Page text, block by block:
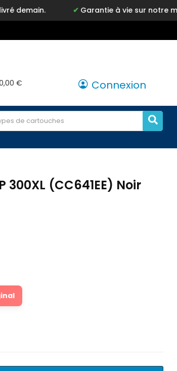
Garantie à vie sur notre marque Inkyz
€ Connexion
(CC641EE) Noir